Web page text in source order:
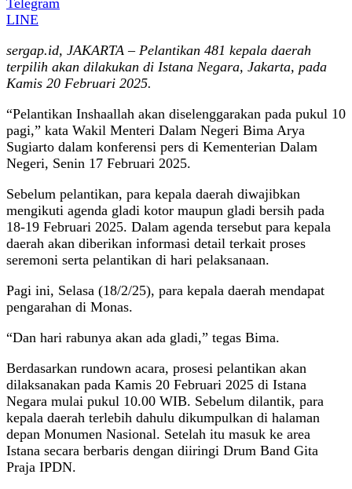
LINE
sergap.id, JAKARTA – Pelantikan 481 kepala daerah
terpilih akan dilakukan di Istana Negara, Jakarta, pada
Kamis 20 Februari 2025.
“Pelantikan Inshaallah akan diselenggarakan pada pukul 10
pagi,” kata Wakil Menteri Dalam Negeri Bima Arya
Sugiarto dalam konferensi pers di Kementerian Dalam
Negeri, Senin 17 Februari 2025.
Sebelum pelantikan, para kepala daerah diwajibkan
mengikuti agenda gladi kotor maupun gladi bersih pada
18-19 Februari 2025. Dalam agenda tersebut para kepala
daerah akan diberikan informasi detail terkait proses
seremoni serta pelantikan di hari pelaksanaan.
Pagi ini, Selasa (18/2/25), para kepala daerah mendapat
pengarahan di Monas.
“Dan hari rabunya akan ada gladi,” tegas Bima.
Berdasarkan rundown acara, prosesi pelantikan akan
dilaksanakan pada Kamis 20 Februari 2025 di Istana
Negara mulai pukul 10.00 WIB. Sebelum dilantik, para
kepala daerah terlebih dahulu dikumpulkan di halaman
depan Monumen Nasional. Setelah itu masuk ke area
Istana secara berbaris dengan diiringi Drum Band Gita
Praja IPDN.